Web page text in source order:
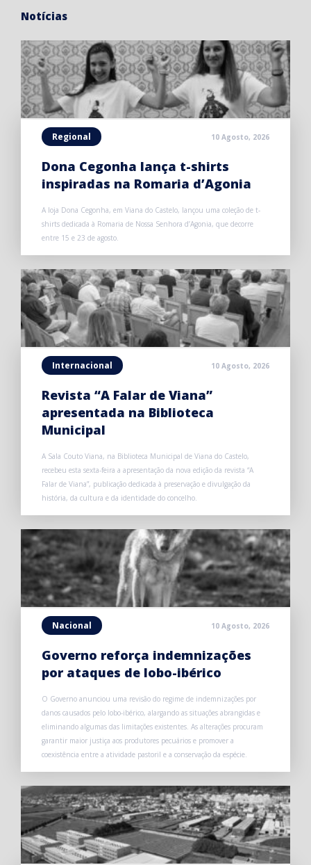
Notícias
Regional 10 Agosto, 2026
Dona Cegonha lança t-shirts
inspiradas na Romaria d’Agonia
A loja Dona Cegonha, em Viana do Castelo, lançou uma coleção de t-
shirts dedicada à Romaria de Nossa Senhora d’Agonia, que decorre
entre 15 e 23 de agosto.
Internacional 10 Agosto, 2026
Revista “A Falar de Viana”
apresentada na Biblioteca
Municipal
A Sala Couto Viana, na Biblioteca Municipal de Viana do Castelo,
recebeu esta sexta-feira a apresentação da nova edição da revista “A
Falar de Viana”, publicação dedicada à preservação e divulgação da
história, da cultura e da identidade do concelho.
Nacional 10 Agosto, 2026
Governo reforça indemnizações
por ataques de lobo-ibérico
O Governo anunciou uma revisão do regime de indemnizações por
danos causados pelo lobo-ibérico, alargando as situações abrangidas e
eliminando algumas das limitações existentes. As alterações procuram
garantir maior justiça aos produtores pecuários e promover a
coexistência entre a atividade pastoril e a conservação da espécie.